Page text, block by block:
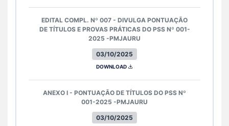
03/10/2025
EDITAL COMPL. Nº 007 - DIVULGA PONTUAÇÃO
DE TÍTULOS E PROVAS PRÁTICAS DO PSS Nº 001-
2025 -PMJAURU
DOWNLOAD
03/10/2025
ANEXO I - PONTUAÇÃO DE TÍTULOS DO PSS Nº
001-2025 -PMJAURU